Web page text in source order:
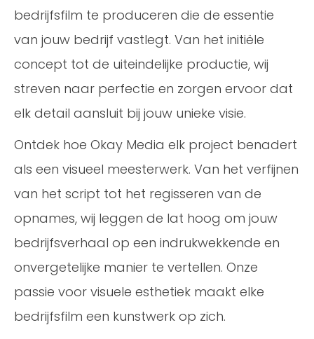
bedrijfsfilm te produceren die de essentie
van jouw bedrijf vastlegt. Van het initiële
concept tot de uiteindelijke productie, wij
streven naar perfectie en zorgen ervoor dat
elk detail aansluit bij jouw unieke visie.
Ontdek hoe Okay Media elk project benadert
als een visueel meesterwerk. Van het verfijnen
van het script tot het regisseren van de
opnames, wij leggen de lat hoog om jouw
bedrijfsverhaal op een indrukwekkende en
onvergetelijke manier te vertellen. Onze
passie voor visuele esthetiek maakt elke
bedrijfsfilm een kunstwerk op zich.